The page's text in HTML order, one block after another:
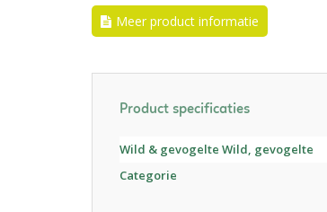
Meer product informatie
Product specificaties
Wild & gevogelte Wild, gevogelte
Categorie